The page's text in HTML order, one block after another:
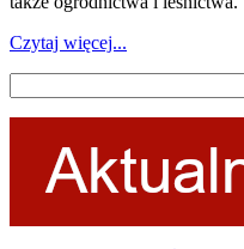
Czytaj więcej...